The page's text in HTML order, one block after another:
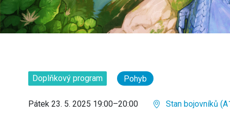
Doplňkový program Pohyb
Pátek 23. 5. 2025 19:00–20:00 Stan bojovníků